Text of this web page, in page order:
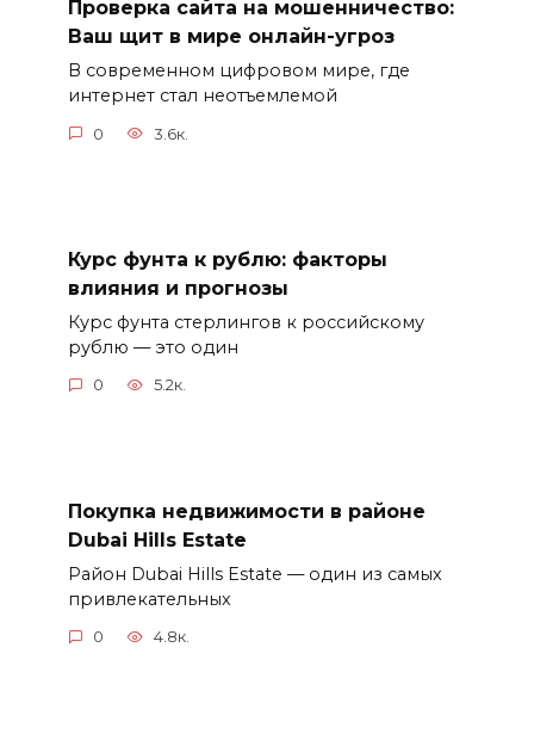
Проверка сайта на мошенничество:
Ваш щит в мире онлайн-угроз
В современном цифровом мире, где
интернет стал неотъемлемой
0 3.6к.
Курс фунта к рублю: факторы
влияния и прогнозы
Курс фунта стерлингов к российскому
рублю — это один
0 5.2к.
Покупка недвижимости в районе
Dubai Hills Estate
Район Dubai Hills Estate — один из самых
привлекательных
0 4.8к.